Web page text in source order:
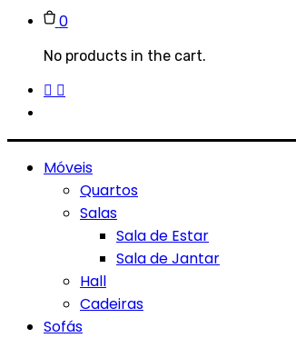
0
No products in the cart.
Móveis
Quartos
Salas
Sala de Estar
Sala de Jantar
Hall
Cadeiras
Sofás